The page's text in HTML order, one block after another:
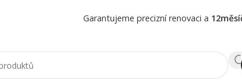
Garantujeme precizní renovaci a